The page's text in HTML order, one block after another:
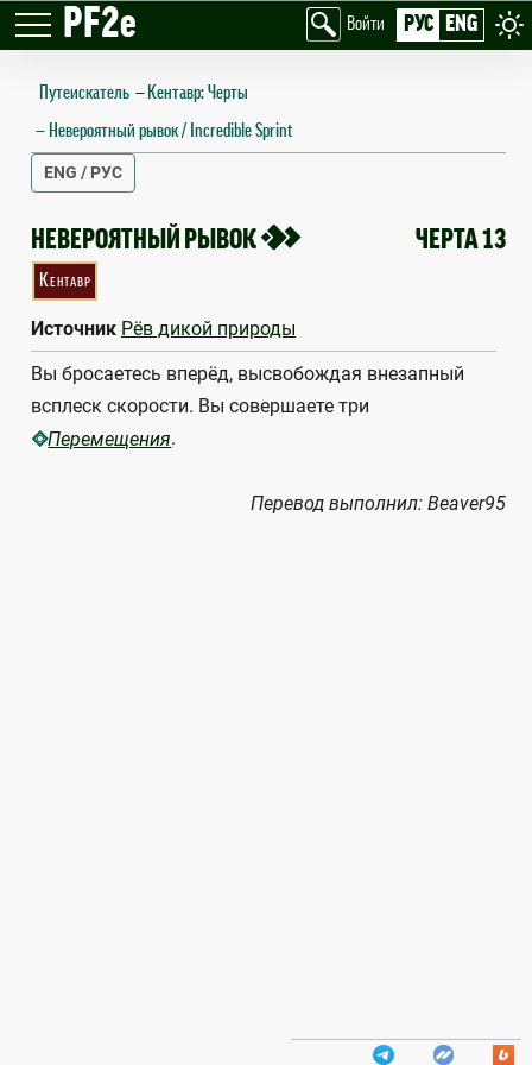
PF2e Войти РУС ENG
Путеискатель — Кентавр: Черты
Невероятный рывок / Incredible Sprint
ENG / РУС
НЕВЕРОЯТНЫЙ РЫВОК
INCREDIBLE SPRINT 2 ЧЕРТА 13
Кентавр
Источник Рёв дикой природы
Вы бросаетесь вперёд, высвобождая внезапный
всплеск скорости. Вы совершаете три
Перемещения.
Перевод выполнил: Beaver95